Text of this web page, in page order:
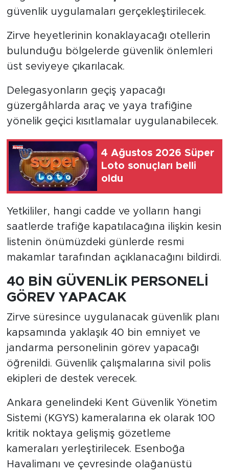
güvenlik uygulamaları gerçekleştirilecek.
Zirve heyetlerinin konaklayacağı otellerin
bulunduğu bölgelerde güvenlik önlemleri
üst seviyeye çıkarılacak.
Delegasyonların geçiş yapacağı
güzergâhlarda araç ve yaya trafiğine
yönelik geçici kısıtlamalar uygulanabilecek.
4 Ağustos 2026 Süper
Loto sonuçları belli
oldu
Yetkililer, hangi cadde ve yolların hangi
saatlerde trafiğe kapatılacağına ilişkin kesin
listenin önümüzdeki günlerde resmi
makamlar tarafından açıklanacağını bildirdi.
40 BİN GÜVENLİK PERSONELİ
GÖREV YAPACAK
Zirve süresince uygulanacak güvenlik planı
kapsamında yaklaşık 40 bin emniyet ve
jandarma personelinin görev yapacağı
öğrenildi. Güvenlik çalışmalarına sivil polis
ekipleri de destek verecek.
Ankara genelindeki Kent Güvenlik Yönetim
Sistemi (KGYS) kameralarına ek olarak 100
kritik noktaya gelişmiş gözetleme
kameraları yerleştirilecek. Esenboğa
Havalimanı ve çevresinde olağanüstü